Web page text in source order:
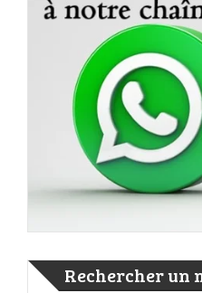
Rechercher un